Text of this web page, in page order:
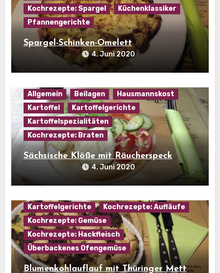
Kochrezepte: Spargel
Küchenklassiker
Pfannengerichte
Spargel-Schinken-Omelett
4. Juni 2020
Allgemein Beilagen
Hausmannskost
Kartoffel
Kartoffelgerichte
Kartoffelspezialitäten
Kochrezepte: Braten
Sächsische Klöße mit Räucherspeck
4. Juni 2020
Kartoffelgerichte
Kochrezepte: Aufläufe
Kochrezepte: Gemüse
Kochrezepte: Hackfleisch
Überbackenes Ofengemüse
Blumenkohlauflauf mit Thüringer Mett